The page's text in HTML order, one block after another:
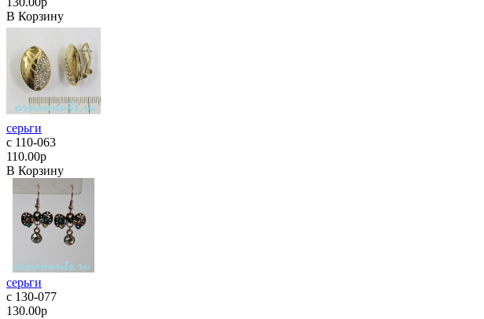
В Корзину
серьги
с 110-063
110.00р
В Корзину
серьги
с 130-077
130.00р